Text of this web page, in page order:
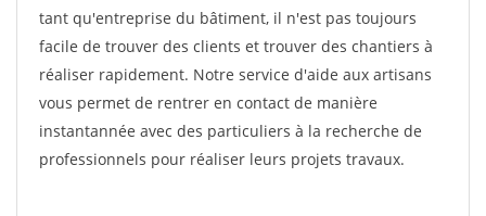
tant qu'entreprise du bâtiment, il n'est pas toujours
facile de trouver des clients et trouver des chantiers à
réaliser rapidement. Notre service d'aide aux artisans
vous permet de rentrer en contact de manière
instantannée avec des particuliers à la recherche de
professionnels pour réaliser leurs projets travaux.